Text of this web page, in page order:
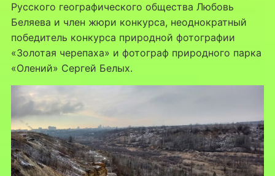
Русского географического общества Любовь
Беляева и член жюри конкурса, неоднократный
победитель конкурса природной фотографии
«Золотая черепаха» и фотограф природного парка
«Олений» Сергей Белых.